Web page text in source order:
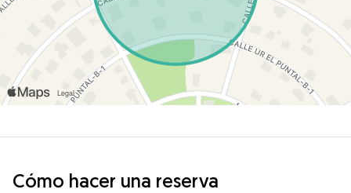
Cómo hacer una reserva